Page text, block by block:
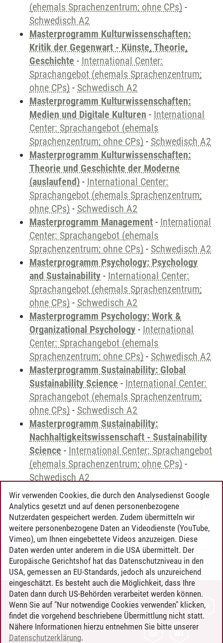
(ehemals Sprachenzentrum; ohne CPs) -
Schwedisch A2
Masterprogramm Kulturwissenschaften:
Kritik der Gegenwart - Künste, Theorie,
Geschichte - International Center:
Sprachangebot (ehemals Sprachenzentrum;
ohne CPs) - Schwedisch A2
Masterprogramm Kulturwissenschaften:
Medien und Digitale Kulturen - International
Center: Sprachangebot (ehemals
Sprachenzentrum; ohne CPs) - Schwedisch A2
Masterprogramm Kulturwissenschaften:
Theorie und Geschichte der Moderne
(auslaufend) - International Center:
Sprachangebot (ehemals Sprachenzentrum;
ohne CPs) - Schwedisch A2
Masterprogramm Management - International
Center: Sprachangebot (ehemals
Sprachenzentrum; ohne CPs) - Schwedisch A2
Masterprogramm Psychology: Psychology
and Sustainability - International Center:
Sprachangebot (ehemals Sprachenzentrum;
ohne CPs) - Schwedisch A2
Masterprogramm Psychology: Work &
Organizational Psychology - International
Center: Sprachangebot (ehemals
Sprachenzentrum; ohne CPs) - Schwedisch A2
Masterprogramm Sustainability: Global
Sustainability Science - International Center:
Sprachangebot (ehemals Sprachenzentrum;
ohne CPs) - Schwedisch A2
Masterprogramm Sustainability:
Nachhaltigkeitswissenschaft - Sustainability
Science - International Center: Sprachangebot
(ehemals Sprachenzentrum; ohne CPs) -
Schwedisch A2
zusätzliche Angebote- International Center:
Sprachangebot (ehemals Sprachenzentrum)
Sprachangebot und Sonderveranstaltungen
Timo Leder/30.06.2024
KONTAKT
LEUPHANA ALS ARBEITGEBER
INTRANET
Wir verwenden Cookies, die durch den Analysedienst Google
Analytics gesetzt und auf denen personenbezogene
Nutzerdaten gespeichert werden. Zudem übermitteln wir
weitere personenbezogene Daten an Videodienste (YouTube,
Vimeo), um Ihnen eingebettete Videos anzuzeigen. Diese
Daten werden unter anderem in die USA übermittelt. Der
Europäische Gerichtshof hat das Datenschutzniveau in den
USA, gemessen an EU-Standards, jedoch als unzureichend
eingeschätzt. Es besteht auch die Möglichkeit, dass Ihre
Daten dann durch US-Behörden verarbeitet werden können.
Wenn Sie auf "Nur notwendige Cookies verwenden" klicken,
findet die vorgehend beschriebene Übermittlung nicht statt.
Nähere Informationen hierzu entnehmen Sie bitte unserer
Datenschutzerklärung.